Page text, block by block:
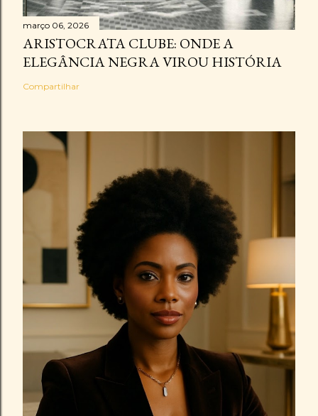
março 06, 2026
ARISTOCRATA CLUBE: ONDE A
ELEGÂNCIA NEGRA VIROU HISTÓRIA
Compartilhar